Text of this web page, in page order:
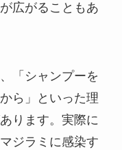
広がることもあ
「シャンプーを
ら」といった理
ります。​実際に
ジラミに感染す